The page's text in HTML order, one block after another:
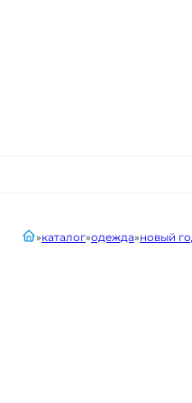
главнаякаталог одежда новый